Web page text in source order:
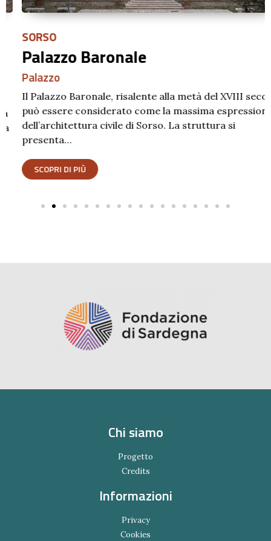
SORSO
Palazzo Baronale
Palazzo
Il Palazzo Baronale, risalente alla metà del XVIII secolo,
può essere considerato come la massima espressione
dell’architettura civile di Sorso. La struttura si
presenta…
SCOPRI DI PIÙ
Chi siamo
Progetto
Credits
Informazioni
Privacy
Cookies